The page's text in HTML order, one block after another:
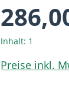
Inhalt: 1
Preise inkl.